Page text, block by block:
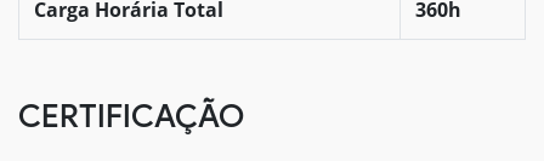
Carga Horária Total 360h
CERTIFICAÇÃO